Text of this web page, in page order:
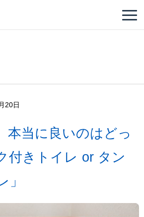
20日
本当に良いのはどっ
付きトイレ or タン
」